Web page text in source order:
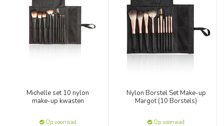
Michelle set 10 nylon
make-up kwasten
Op voorraad
Nylon Borstel Set Make-up
Margot (10 Borstels)
Op voorraad